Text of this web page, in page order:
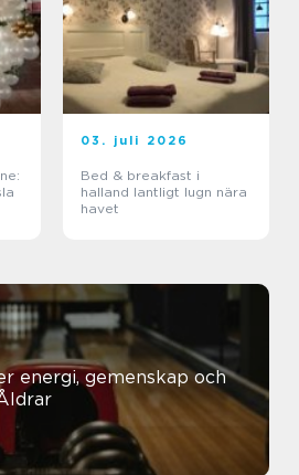
03. juli 2026
Bed & breakfast i
halland lantligt lugn nära
havet
energi, gemenskap och